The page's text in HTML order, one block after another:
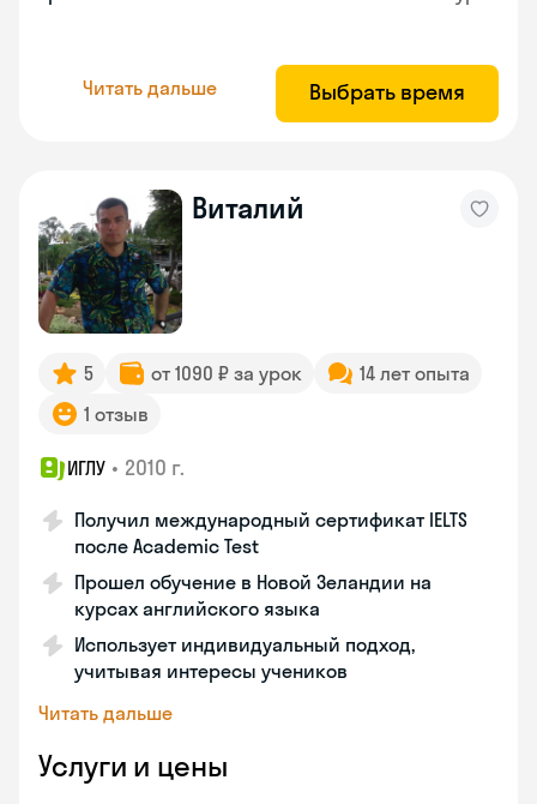
Читать дальше Выбрать время
Виталий
5 от 1090 ₽ за урок
14 лет опыта
1 отзыв
ИГЛУ • 2010 г.
Получил международный сертификат IELTS
после Academic Test
Прошел обучение в Новой Зеландии на
курсах английского языка
Использует индивидуальный подход,
учитывая интересы учеников
Читать дальше
Услуги и цены